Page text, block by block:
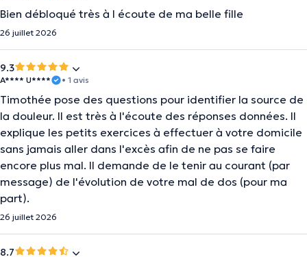
Bien débloqué très à l écoute de ma belle fille
26 juillet 2026
9.3
A**** U**** • 1 avis
Timothée pose des questions pour identifier la source de
la douleur. Il est très à l'écoute des réponses données. Il
explique les petits exercices à effectuer à votre domicile
sans jamais aller dans l'excès afin de ne pas se faire
encore plus mal. Il demande de le tenir au courant (par
message) de l'évolution de votre mal de dos (pour ma
part).
26 juillet 2026
8.7